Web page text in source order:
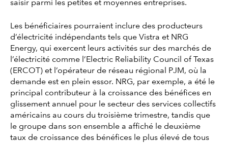
saisir parmi les petites et moyennes entreprises.
Les bénéficiaires pourraient inclure des producteurs
d’électricité indépendants tels que Vistra et NRG
Energy, qui exercent leurs activités sur des marchés de
l’électricité comme l’Electric Reliability Council of Texas
(ERCOT) et l’opérateur de réseau régional PJM, où la
demande est en plein essor. NRG, par exemple, a été le
principal contributeur à la croissance des bénéfices en
glissement annuel pour le secteur des services collectifs
américains au cours du troisième trimestre, tandis que
le groupe dans son ensemble a affiché le deuxième
taux de croissance des bénéfices le plus élevé de tous